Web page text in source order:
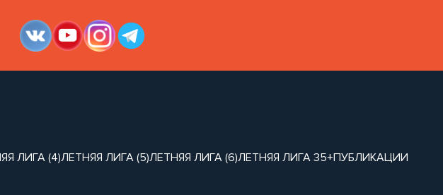
ЛИГА (4)ЛЕТНЯЯ ЛИГА (5)ЛЕТНЯЯ ЛИГА (6)ЛЕТНЯЯ ЛИГА 35+ПУБЛИКАЦИИ